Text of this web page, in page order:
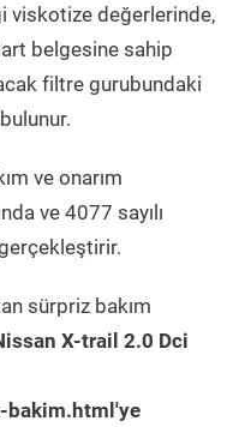
viskotize değerlerinde,
belgesine sahip
filtre gurubundaki
ve onarım
ve 4077 sayılı
sürpriz bakım
X-trail 2.0 Dci
bakim.html'ye